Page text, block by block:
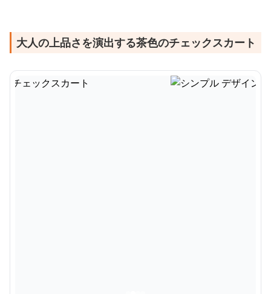
大人の上品さを演出する茶色のチェックスカート